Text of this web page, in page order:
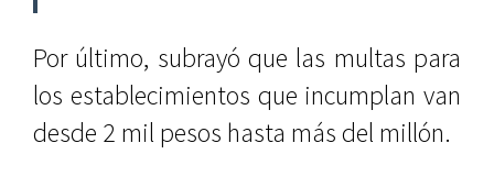
Por último, subrayó que las multas para
los establecimientos que incumplan van
desde 2 mil pesos hasta más del millón.